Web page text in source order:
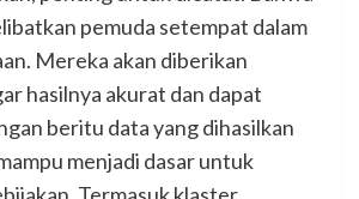
pemuda setempat dalam
Mereka akan diberikan
hasilnya akurat dan dapat
beritu data yang dihasilkan
menjadi dasar untuk